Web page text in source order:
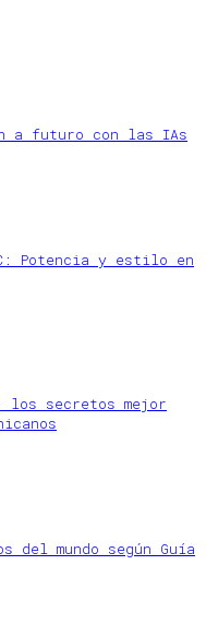
a futuro con las IAs
Potencia y estilo en
los secretos mejor
del mundo según Guía